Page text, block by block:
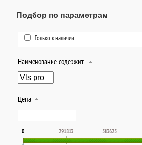
Подбор по параметрам
Только в наличии
Наименование содержит:
Цена
0 291813 583625